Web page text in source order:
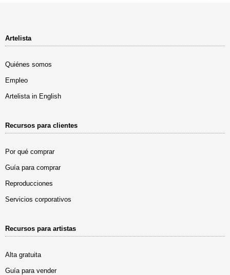
Artelista
Quiénes somos
Empleo
Artelista in English
Recursos para clientes
Por qué comprar
Guía para comprar
Reproducciones
Servicios corporativos
Recursos para artistas
Alta gratuita
Guía para vender